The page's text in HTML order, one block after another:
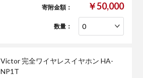
寄附金額： ￥50,000
数量：
Victor 完全ワイヤレスイヤホン HA-
NP1T